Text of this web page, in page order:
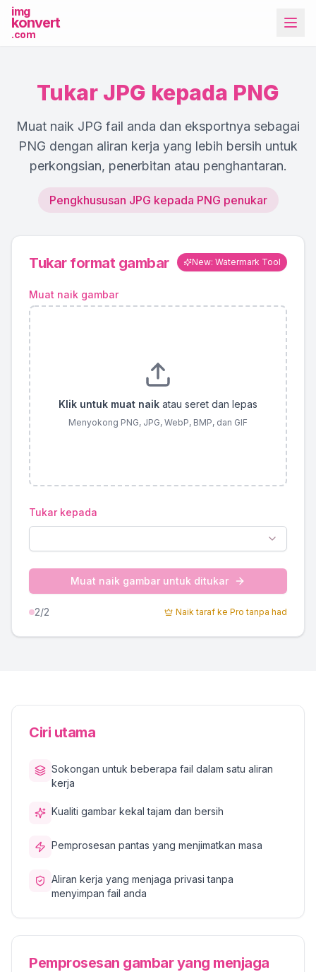
img
konvert
.com
Lebih Banyak Alat
Tukar JPG kepada PNG
Muat naik JPG fail anda dan eksportnya sebagai
PNG dengan aliran kerja yang lebih bersih untuk
perkongsian, penerbitan atau penghantaran.
Pengkhususan JPG kepada PNG penukar
Tukar format gambar New: Watermark Tool
Muat naik gambar
Klik untuk muat naik atau seret dan lepas
Menyokong PNG, JPG, WebP, BMP, dan GIF
Tukar kepada
Muat naik gambar untuk ditukar
2/2 Naik taraf ke Pro tanpa had
Ciri utama
Sokongan untuk beberapa fail dalam satu aliran
kerja
Kualiti gambar kekal tajam dan bersih
Pemprosesan pantas yang menjimatkan masa
Aliran kerja yang menjaga privasi tanpa
menyimpan fail anda
Pemprosesan gambar yang menjaga